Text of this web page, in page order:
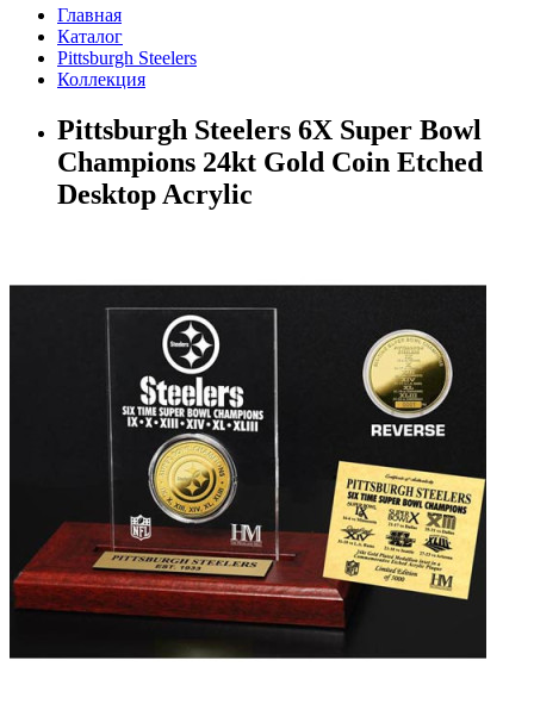
Главная
Каталог
Pittsburgh Steelers
Коллекция
Pittsburgh Steelers 6X Super Bowl
Champions 24kt Gold Coin Etched
Desktop Acrylic